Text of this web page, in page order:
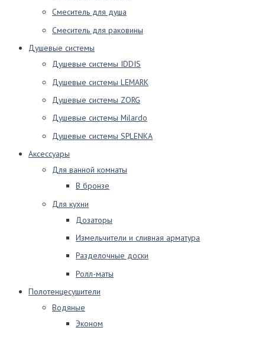
Смеситель для душа
Смеситель для раковины
Душевые системы
Душевые системы IDDIS
Душевые системы LEMARK
Душевые системы ZORG
Душевые системы Milardo
Душевые системы SPLENKA
Аксессуары
Для ванной комнаты
В бронзе
Для кухни
Дозаторы
Измельчители и сливная арматура
Разделочные доски
Ролл-маты
Полотенцесушители
Водяные
Эконом